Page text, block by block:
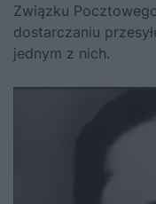
Związku
dostarczaniu
jednym z nich.